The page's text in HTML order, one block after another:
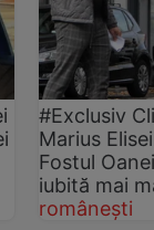
#Exclusiv
Marius
Fostul
iubită mai
românești